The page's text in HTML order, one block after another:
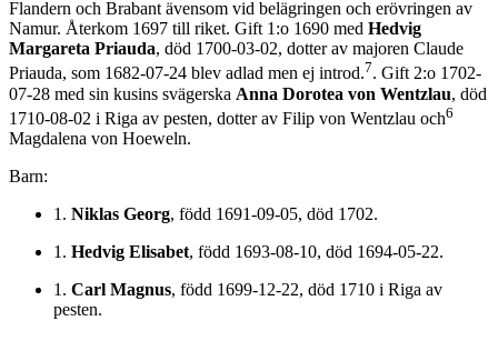
Flandern och Brabant ävensom vid belägringen och erövringen av
Namur. Återkom 1697 till riket. Gift 1:o 1690 med Hedvig
Margareta Priauda, död 1700-03-02, dotter av majoren Claude
Priauda, som 1682-07-24 blev adlad men ej introd.7. Gift 2:o 1702-
07-28 med sin kusins svägerska Anna Dorotea von Wentzlau, död
1710-08-02 i Riga av pesten, dotter av Filip von Wentzlau och6
Magdalena von Hoeweln.
Barn:
1. Niklas Georg, född 1691-09-05, död 1702.
1. Hedvig Elisabet, född 1693-08-10, död 1694-05-22.
1. Carl Magnus, född 1699-12-22, död 1710 i Riga av
pesten.